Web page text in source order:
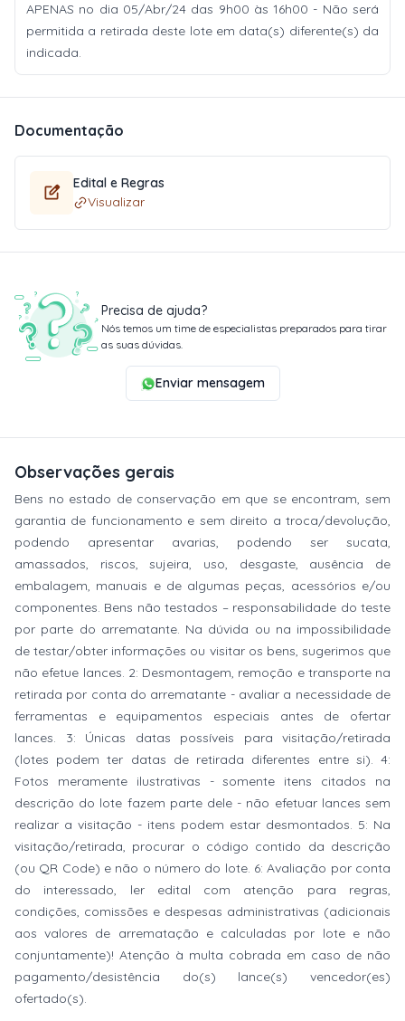
APENAS no dia 05/Abr/24 das 9h00 às 16h00 - Não será
permitida a retirada deste lote em data(s) diferente(s) da
indicada.
Documentação
Edital e Regras
Visualizar
Precisa de ajuda?
Nós temos um time de especialistas preparados para tirar
as suas dúvidas.
Enviar mensagem
Observações gerais
Bens no estado de conservação em que se encontram, sem
garantia de funcionamento e sem direito a troca/devolução,
podendo apresentar avarias, podendo ser sucata,
amassados, riscos, sujeira, uso, desgaste, ausência de
embalagem, manuais e de algumas peças, acessórios e/ou
componentes. Bens não testados – responsabilidade do teste
por parte do arrematante. Na dúvida ou na impossibilidade
de testar/obter informações ou visitar os bens, sugerimos que
não efetue lances. 2: Desmontagem, remoção e transporte na
retirada por conta do arrematante - avaliar a necessidade de
ferramentas e equipamentos especiais antes de ofertar
lances. 3: Únicas datas possíveis para visitação/retirada
(lotes podem ter datas de retirada diferentes entre si). 4:
Fotos meramente ilustrativas - somente itens citados na
descrição do lote fazem parte dele - não efetuar lances sem
realizar a visitação - itens podem estar desmontados. 5: Na
visitação/retirada, procurar o código contido da descrição
(ou QR Code) e não o número do lote. 6: Avaliação por conta
do interessado, ler edital com atenção para regras,
condições, comissões e despesas administrativas (adicionais
aos valores de arrematação e calculadas por lote e não
conjuntamente)! Atenção à multa cobrada em caso de não
pagamento/desistência do(s) lance(s) vencedor(es)
ofertado(s).